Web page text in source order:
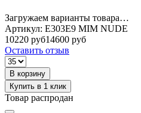
Загружаем варианты товара…
Артикул: E303E9 MIM NUDE
10220 руб14600 руб
Оставить отзыв
В корзину
Купить в 1 клик
Товар распродан